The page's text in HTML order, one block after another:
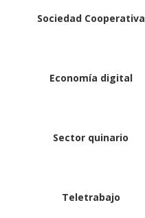
Sociedad Cooperativa
Economía digital
Sector quinario
Teletrabajo